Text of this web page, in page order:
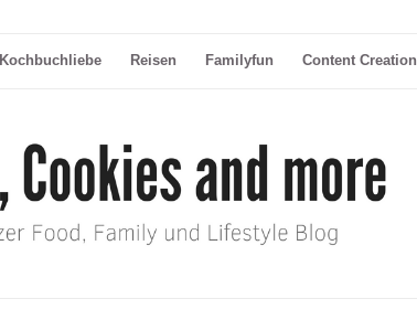
Kochbuchliebe Reisen Familyfun Content Creation